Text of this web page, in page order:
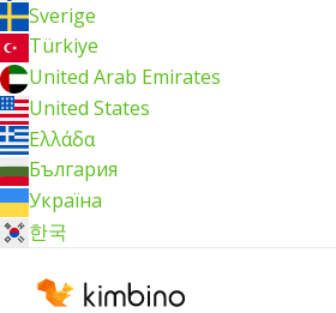
Sverige
Türkiye
United Arab Emirates
United States
Ελλάδα
България
Україна
한국